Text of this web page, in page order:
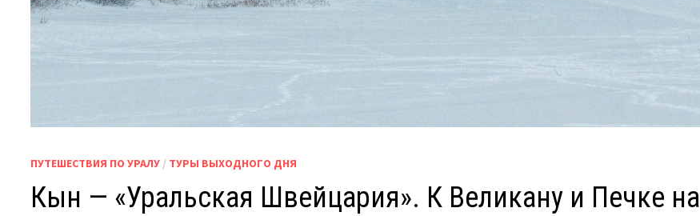
ПУТЕШЕСТВИЯ ПО УРАЛУ / ТУРЫ ВЫХОДНОГО ДНЯ
Кын — «Уральская Швейцария». К Великану и Печке на